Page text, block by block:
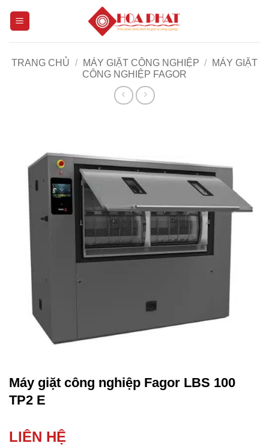
TRANG CHỦ / MÁY GIẶT CÔNG NGHIỆP /
MÁY GIẶT
CÔNG NGHIỆP FAGOR
Máy giặt công nghiệp Fagor LBS 100
TP2 E
LIÊN HỆ